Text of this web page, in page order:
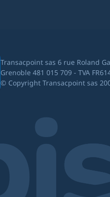
Transacpoint sas 6 rue Roland
Grenoble 481 015 709 - TVA
© Copyright Transacpoint sas